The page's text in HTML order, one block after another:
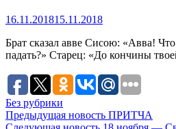
16.11.201815.11.2018
Брат сказал авве Сисою: «Авва!
падать?» Старец: «До кончины
Без рубрики
Предыдущая новость ПРИТЧА